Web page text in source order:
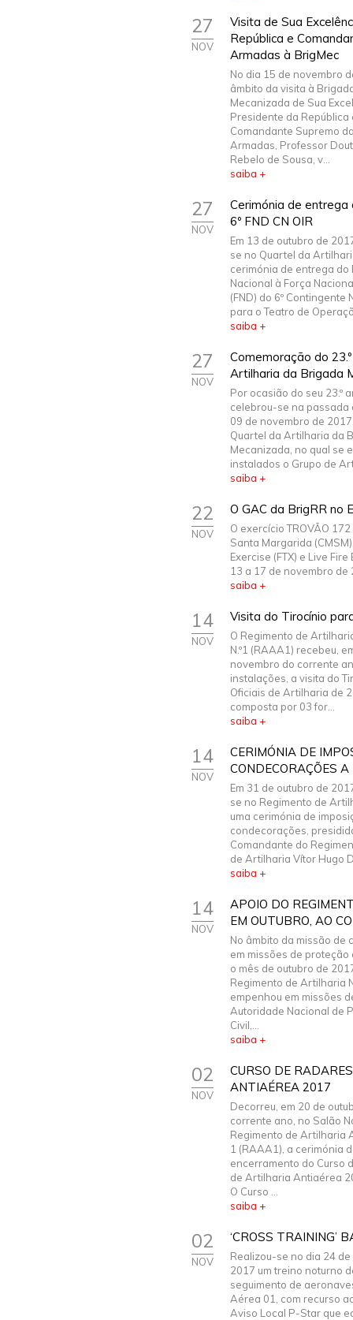
27
NOV
Visita de Sua
República e
Armadas à BrigMec
No dia 15 de novembro
âmbito da visita à
Mecanizada de Sua
Presidente da República
Comandante Supremo
Armadas, Professor
Rebelo de Sousa, v...
saiba +
27
NOV
Cerimónia de
6º FND CN OIR
Em 13 de outubro de
se no Quartel da
cerimónia de entrega do
Nacional à Força
(FND) do 6º Contingente
para o Teatro de
saiba +
27
NOV
Comemoração do
Artilharia da Brigada
Por ocasião do seu 23.º
celebrou-se na passada
09 de novembro de
Quartel da Artilharia da
Mecanizada, no qual se
instalados o Grupo de
saiba +
22
NOV
O GAC da BrigRR no
O exercício TROVÃO
Santa Margarida
Exercise (FTX) e Live
13 a 17 de novembro de
saiba +
14
NOV
Visita do Tirocínio
O Regimento de
N.º1 (RAAA1) recebeu,
novembro do corrente
instalações, a visita do
Oficiais de Artilharia de
composta por 03 for...
saiba +
14
NOV
CERIMÓNIA DE
CONDECORAÇÕES
Em 31 de outubro de
se no Regimento de
uma cerimónia de
condecorações,
Comandante do
de Artilharia Vítor Hugo
saiba +
14
NOV
APOIO DO
EM OUTUBRO, AO
No âmbito da missão de
em missões de proteção
o mês de outubro de
Regimento de Artilharia
empenhou em missões
Autoridade Nacional de
Civil,...
saiba +
02
NOV
CURSO DE
ANTIAÉREA 2017
Decorreu, em 20 de
corrente ano, no Salão
Regimento de Artilharia
1 (RAAA1), a cerimónia
encerramento do Curso
de Artilharia Antiaérea
O Curso ...
saiba +
02
NOV
‘CROSS TRAINING’
Realizou-se no dia 24 de
2017 um treino noturno
seguimento de
Aérea 01, com recurso
Aviso Local P-Star que